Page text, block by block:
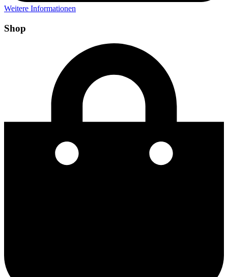
Weitere Informationen
Shop